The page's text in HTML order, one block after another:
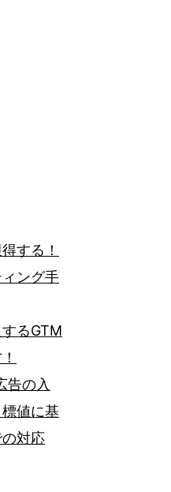
する！
ィング手
るGTM
告の入
値に基
対応